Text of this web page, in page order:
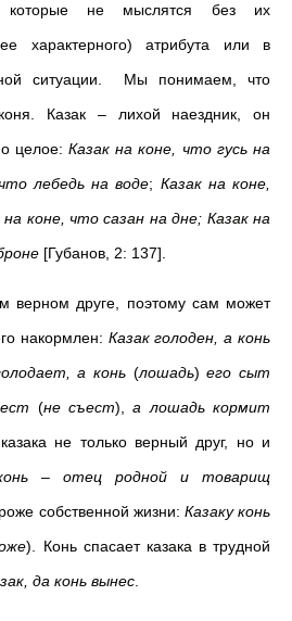
которые не мыслятся без их
характерного) атрибута или в
ситуации. Мы понимаем, что
Казак – лихой наездник, он
целое: Казак на коне, что гусь на
лебедь на воде; Казак на коне,
на коне, что сазан на дне; Казак на
[Губанов, 2: 137].
верном друге, поэтому сам может
накормлен: Казак голоден, а конь
а конь(лошадь)его сыт
(не съест),а лошадь кормит
не только верный друг, но и
– отец родной и товарищ
собственной жизни: Казаку конь
). Конь спасает казака в трудной
да конь вынес